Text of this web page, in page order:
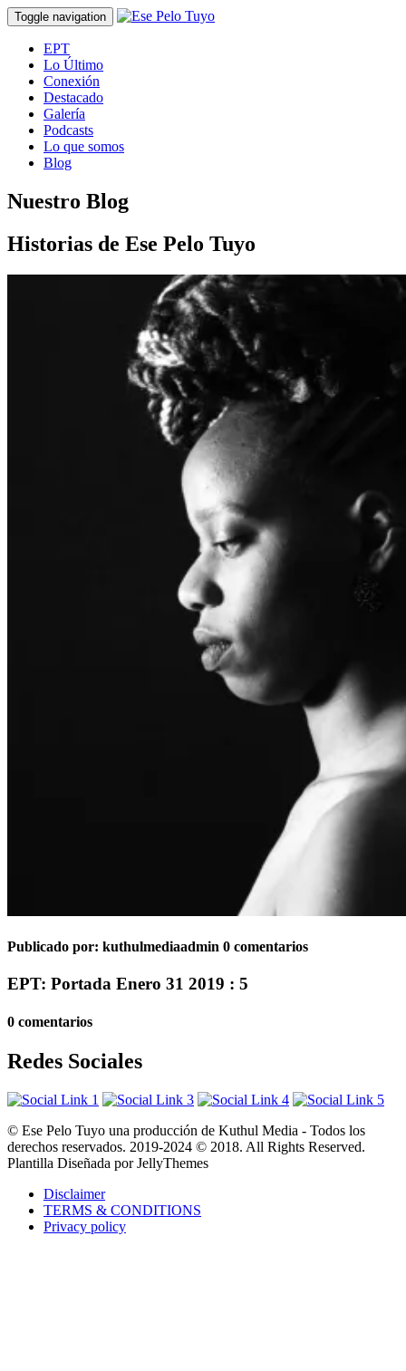
Toggle navigation
EPT
Lo Último
Conexión
Destacado
Galería
Podcasts
Lo que somos
Blog
Nuestro Blog
Historias de Ese Pelo Tuyo
Publicado por: kuthulmediaadmin 0 comentarios
EPT: Portada Enero 31 2019 : 5
0 comentarios
Redes Sociales
© Ese Pelo Tuyo una producción de Kuthul Media - Todos los
derechos reservados. 2019-2024 © 2018. All Rights Reserved.
Plantilla Diseñada por JellyThemes
Disclaimer
TERMS & CONDITIONS
Privacy policy